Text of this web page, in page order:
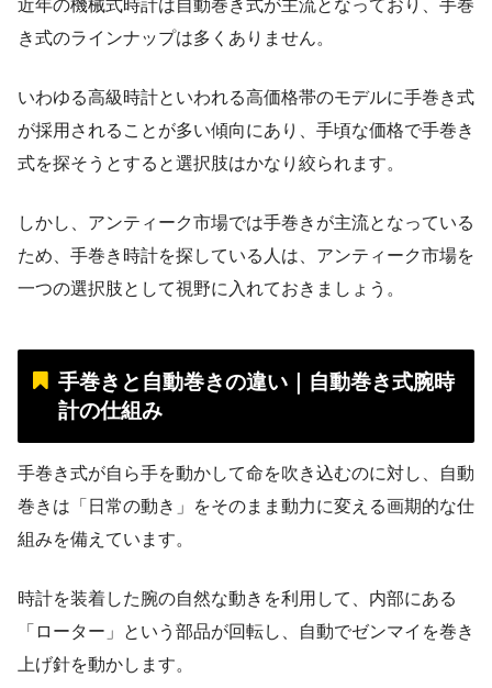
近年の機械式時計は自動巻き式が主流となっており、手巻
き式のラインナップは多くありません。
いわゆる高級時計といわれる高価格帯のモデルに手巻き式
が採用されることが多い傾向にあり、手頃な価格で手巻き
式を探そうとすると選択肢はかなり絞られます。
しかし、アンティーク市場では手巻きが主流となっている
ため、手巻き時計を探している人は、アンティーク市場を
一つの選択肢として視野に入れておきましょう。
手巻きと自動巻きの違い｜自動巻き式腕時
計の仕組み
手巻き式が自ら手を動かして命を吹き込むのに対し、自動
巻きは「日常の動き」をそのまま動力に変える画期的な仕
組みを備えています。
時計を装着した腕の自然な動きを利用して、内部にある
「ローター」という部品が回転し、自動でゼンマイを巻き
上げ針を動かします。